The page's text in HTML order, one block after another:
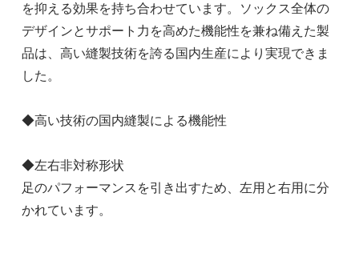
を抑える効果を持ち合わせています。ソックス全体の
デザインとサポート力を高めた機能性を兼ね備えた製
品は、高い縫製技術を誇る国内生産により実現できま
した。
◆高い技術の国内縫製による機能性
◆左右非対称形状
足のパフォーマンスを引き出すため、左用と右用に分
かれています。
Ｓ（22.0～24.0cm）